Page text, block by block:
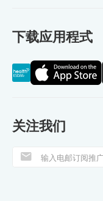
下载应用程式
关注我们